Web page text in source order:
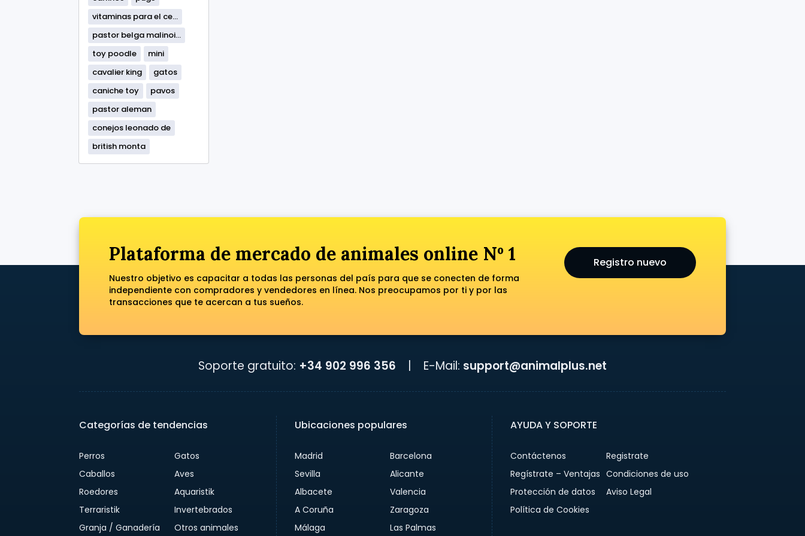
vitaminas para el ce...
pastor belga malinoi...
toy poodle
mini
cavalier king
gatos
caniche toy
pavos
pastor aleman
conejos leonado de
british monta
Plataforma de mercado de animales online Nº 1
Nuestro objetivo es capacitar a todas las personas del país para que se conecten de forma
independiente con compradores y vendedores en línea. Nos preocupamos por ti y por las
transacciones que te acercan a tus sueños.
Registro nuevo
Soporte gratuito: +34 902 996 356 E-Mail: support@animalplus.net
Categorías de tendencias
Perros
Gatos
Caballos
Aves
Roedores
Aquaristik
Terraristik
Invertebrados
Granja / Ganadería
Otros animales
Ubicaciones populares
Madrid
Barcelona
Sevilla
Alicante
Albacete
Valencia
A Coruña
Zaragoza
Málaga
Las Palmas
AYUDA Y SOPORTE
Contáctenos
Registrate
Regístrate – Ventajas Condiciones de uso
Protección de datos
Aviso Legal
Política de Cookies